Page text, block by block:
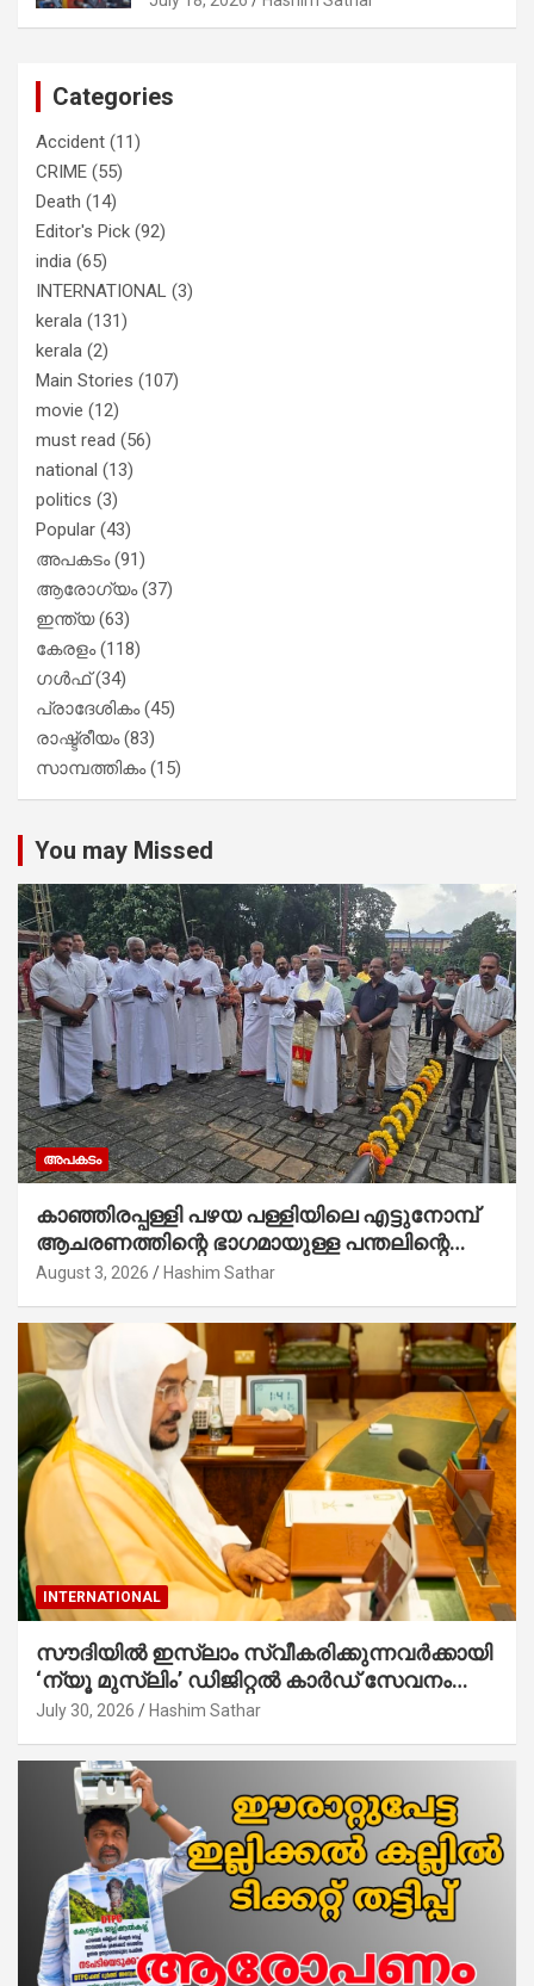
തിരഞ്ഞെടുപ്പിലെ ദുരനുഭവങ്ങള്‍
Categories
Accident (11)
CRIME (55)
Death (14)
Editor's Pick (92)
india (65)
INTERNATIONAL (3)
kerala (131)
kerala (2)
Main Stories (107)
movie (12)
must read (56)
national (13)
politics (3)
Popular (43)
അപകടം(91)
ആരോഗ്യം(37)
ഇന്ത്യ(63)
കേരളം(118)
ഗൾഫ്(34)
പ്രാദേശികം(45)
രാഷ്ട്രീയം(83)
സാമ്പത്തികം(15)
You may Missed
അപകടം
കാഞ്ഞിരപ്പള്ളി പഴയ പള്ളിയിലെ എട്ടുനോമ്പ്
ആചരണത്തിന്റെ ഭാഗമായുള്ള പന്തലിന്റെ
കാൽനാട്ട് കർമ്മം ആർച്ച് പ്രീസ്റ്റ് വെരി.
August 3, 2026 Hashim Sathar
INTERNATIONAL
സൗദിയില്‍ ഇസ്‌ലാം സ്വീകരിക്കുന്നവര്‍ക്കായി
‘ന്യൂ മുസ്ലിം’ ഡിജിറ്റല്‍ കാര്‍ഡ് സേവനം
ആരംഭിച്ചു
July 30, 2026 Hashim Sathar